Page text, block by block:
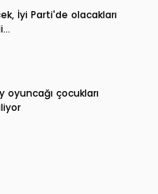
İyi Parti'de olacakları
oyuncağı çocukları